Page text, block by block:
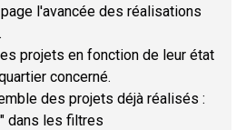
l'avancée des réalisations
projets en fonction de leur état
concerné.
des projets déjà réalisés :
dans les filtres